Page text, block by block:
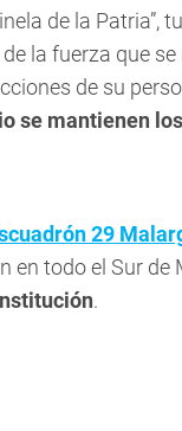
de la Patria”,
la fuerza que
de su
se mantienen
29
en todo el Sur de
.